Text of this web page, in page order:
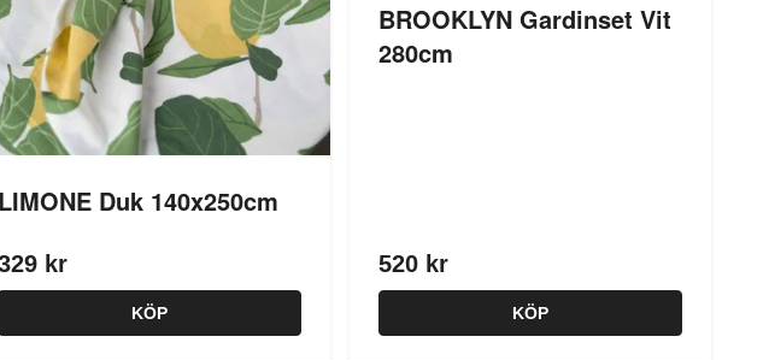
LIMONE Duk 140x250cm
kr
KÖP
BROOKLYN Gardinset Vit
280cm
520 kr
KÖP